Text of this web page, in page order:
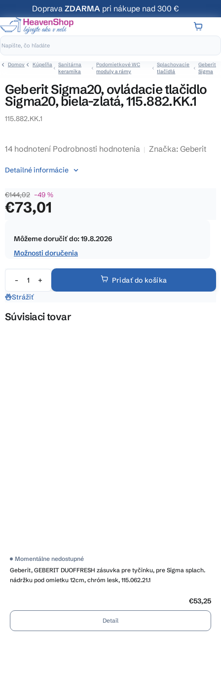
na
obsah
Doprava ZDARMA pri nákupe nad 300 €
Domov Kúpeľňa
Sanitárna
keramika
Podomietkové WC
moduly a rámy
Splachovacie
tlačidlá
Geberit
Sigma
Geberit Sigma20, ovládacie tlačidlo
Sigma20, biela-zlatá, 115.882.KK.1
115.882.KK.1
Priemerné
produktu
3,9
z
14 hodnotení Podrobnosti hodnotenia Značka: Geberit
€144,02 –49 %
€73,01
cena:
Môžeme doručiť do:19.8.2026
Možnosti doručenia
Pridať do košíka
Detailné informácie
Strážiť
Súvisiaci tovar
Geberit, GEBERIT DUOFFRESH zásuvka pre tyčinku, pre Sigma splach.
nádržku pod omietku 12cm, chróm lesk, 115.062.21.1
Momentálne nedostupné
€53,25
Detail